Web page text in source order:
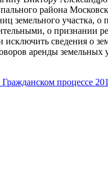
района
земельного участка, о
о признании
сведения о
аренды земельных
Гражданском процессе